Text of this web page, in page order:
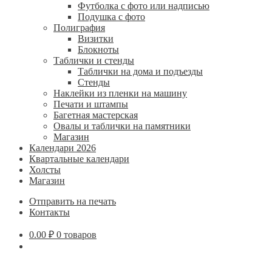
Футболка с фото или надписью
Подушка с фото
Полиграфия
Визитки
Блокноты
Таблички и стенды
Таблички на дома и подъезды
Стенды
Наклейки из пленки на машину
Печати и штампы
Багетная мастерская
Овалы и таблички на памятники
Магазин
Календари 2026
Квартальные календари
Холсты
Магазин
Отправить на печать
Контакты
0.00 ₽ 0 товаров